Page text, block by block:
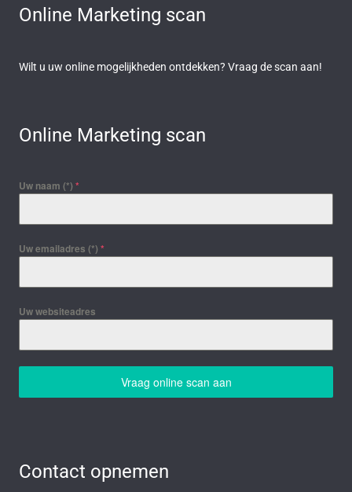
Online Marketing scan
Wilt u uw online mogelijkheden ontdekken? Vraag de scan aan!
Online Marketing scan
Uw naam (*) *
Uw emailadres (*) *
Uw websiteadres
Vraag online scan aan
Contact opnemen